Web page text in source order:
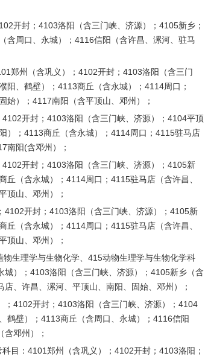
封；4103洛阳（含三门峡、济源）；4105新乡；
含周口、永城）；4116信阳（含许昌、漯河、驻马
州（含巩义）；4102开封；4103洛阳（含三门
、鹤壁）；4113商丘（含永城）；4114周口；
始）；4117南阳（含平顶山、邓州）；
开封；4103洛阳（含三门峡、济源）；4104平顶
）；4113商丘（含永城）；4114周口；4115驻马店
南阳(含邓州）；
开封；4103洛阳（含三门峡、济源）；4105新
（含永城）；4114周口；4115驻马店（含许昌、
顶山、邓州）；
开封；4103洛阳（含三门峡、济源）；4105新
（含永城）；4114周口；4115驻马店（含许昌、
顶山、邓州）；
理学与生物化学、415动物生理学与生物化学科
）；4103洛阳（含三门峡、济源）；4105新乡（含
、许昌、漯河、平顶山、南阳、固始、邓州）；
开封；4103洛阳（含三门峡、济源）；4104
鹤壁）；4113商丘（含周口、永城）；4116信阳
含邓州）；
：4101郑州（含巩义）；4102开封；4103洛阳；